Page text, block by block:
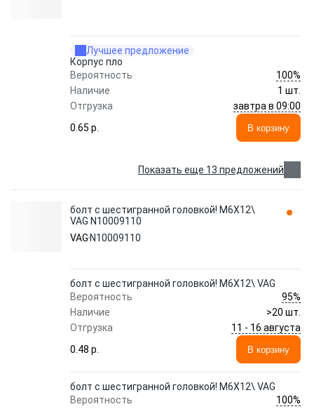
Лучшее предложение
Корпус пло
Вероятность
100%
Наличие
1 шт.
Отгрузка
завтра в 09:00
0.65 p.
В корзину
Показать еще 13 предложений
болт с шестигранной головкой! M6X12\
VAG N10009110
VAG N10009110
болт с шестигранной головкой! M6X12\ VAG
Вероятность
95%
Наличие
>20 шт.
Отгрузка
11 - 16 августа
0.48 p.
В корзину
болт с шестигранной головкой! M6X12\ VAG
Вероятность
100%